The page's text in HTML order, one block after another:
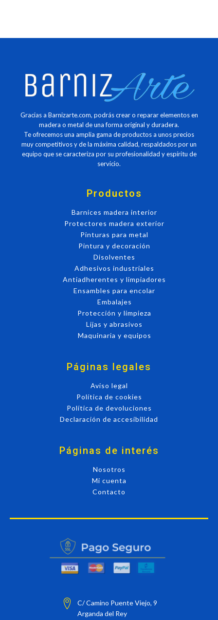
Gracias a Barnizarte.com, podrás crear o reparar elementos en
madera o metal de una forma original y duradera.
Te ofrecemos una amplia gama de productos a unos precios
muy competitivos y de la máxima calidad, respaldados por un
equipo que se caracteriza por su profesionalidad y espíritu de
servicio.
Productos
Barnices madera interior
Protectores madera exterior
Pinturas para metal
Pintura y decoración
Disolventes
Adhesivos industriales
Antiadherentes y limpiadores
Ensambles para encolar
Embalajes
Protección y limpieza
Lijas y abrasivos
Maquinaria y equipos
Páginas legales
Aviso legal
Política de cookies
Política de devoluciones
Declaración de accesibilidad
Páginas de interés
Nosotros
Mi cuenta
Contacto
C/ Camino Puente Viejo, 9
Arganda del Rey